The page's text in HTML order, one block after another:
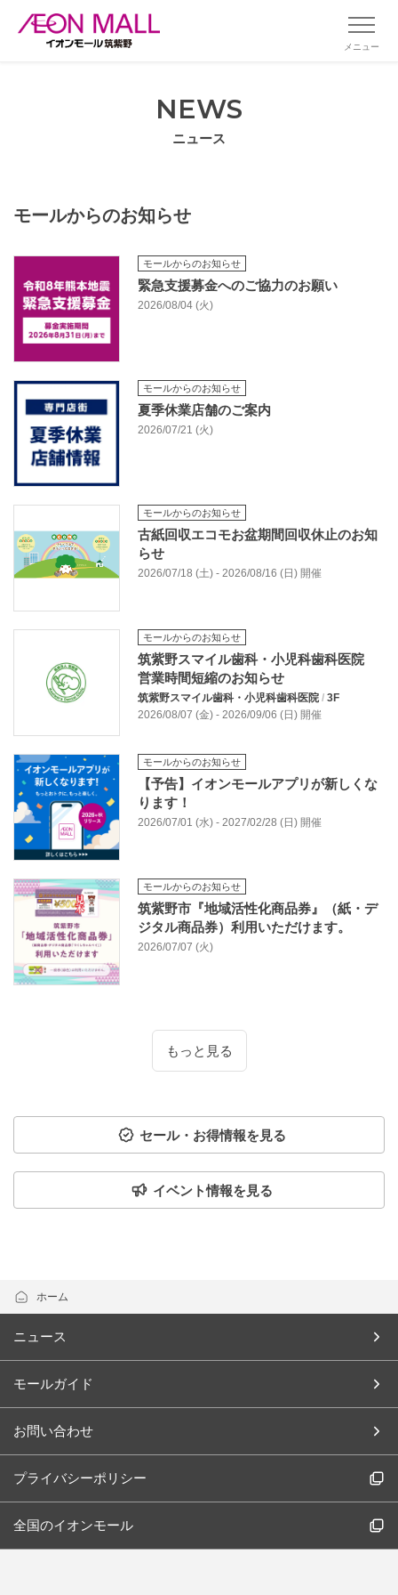
メニュー
NEWS
ニュース
モールからのお知らせ
モールからのお知らせ
緊急支援募金へのご協力のお願い
2026/08/04 (火)
モールからのお知らせ
夏季休業店舗のご案内
2026/07/21 (火)
モールからのお知らせ
古紙回収エコモお盆期間回収休止のお知
らせ
2026/07/18 (土) - 2026/08/16 (日) 開催
モールからのお知らせ
筑紫野スマイル歯科・小児科歯科医院
営業時間短縮のお知らせ
筑紫野スマイル歯科・小児科歯科医院 / 3F
2026/08/07 (金) - 2026/09/06 (日) 開催
モールからのお知らせ
【予告】イオンモールアプリが新しくな
ります！
2026/07/01 (水) - 2027/02/28 (日) 開催
モールからのお知らせ
筑紫野市『地域活性化商品券』（紙・デ
ジタル商品券）利用いただけます。
2026/07/07 (火)
もっと見る
セール・お得情報を見る
イベント情報を見る
ホーム
ニュース
モールガイド
お問い合わせ
プライバシーポリシー
全国のイオンモール